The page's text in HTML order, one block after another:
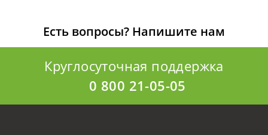
Есть вопросы? Напишите нам
Круглосуточная поддержка
0 800 21-05-05